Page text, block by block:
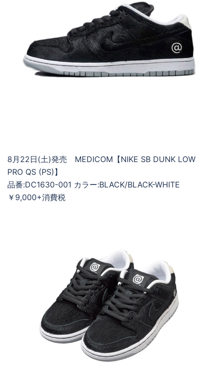
8月22日(土)発売 MEDICOM【NIKE SB DUNK LOW
PRO QS (PS)】
品番:DC1630-001 カラー:BLACK/BLACK-WHITE
￥9,000+消費税